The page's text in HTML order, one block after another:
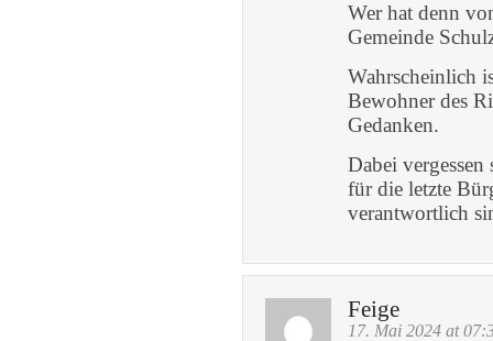
Wer hat denn
Gemeinde
Wahrscheinlich
Bewohner des
Gedanken.
Dabei
für die letzte
verantwortlich
Feige
17. Mai 2024 at